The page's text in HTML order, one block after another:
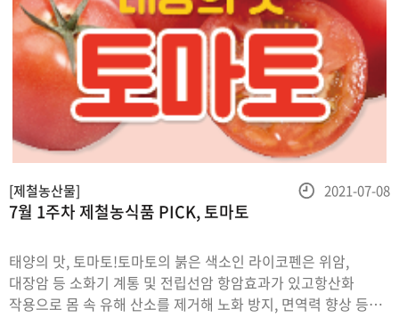
7월 1주차 제철농식품 PICK, 토마토
태양의 맛, 토마토!토마토의 붉은 색소인 라이코펜은 위암,
대장암 등 소화기 계통 및 전립선암 항암효과가 있고항산화
작용으로 몸 속 유해 산소를 제거해 노화 방지, 면역력 향상 등에
[제철농산물]
등
2021-07-08